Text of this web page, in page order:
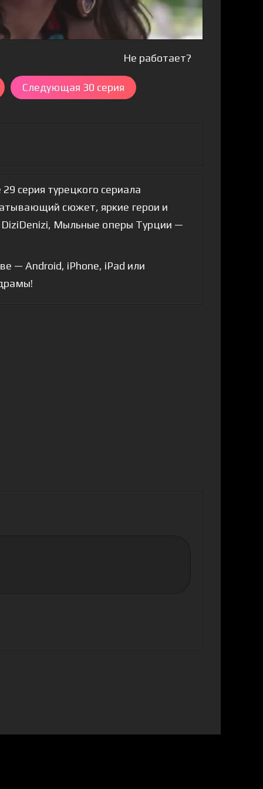
Не работает?
Следующая 30 серия
серия турецкого сериала
сюжет, яркие герои и
DiziDenizi, Мыльные оперы Турции —
— Android, iPhone, iPad или